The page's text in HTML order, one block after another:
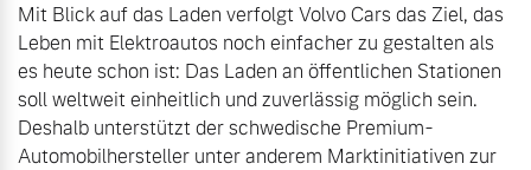
Mit Blick auf das Laden verfolgt Volvo Cars das Ziel, das
Leben mit Elektroautos noch einfacher zu gestalten als
es heute schon ist: Das Laden an öffentlichen Stationen
soll weltweit einheitlich und zuverlässig möglich sein.
Deshalb unterstützt der schwedische Premium-
Automobilhersteller unter anderem Marktinitiativen zur